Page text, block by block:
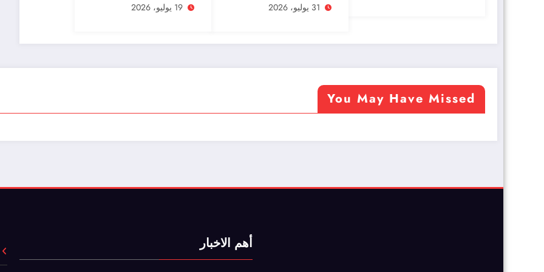
تحت العلم والنشيد
31 يوليو، 2026
نجاحا فى تاريخ كأس
19 يوليو، 2026
You May Have Missed
أهم الاخبار